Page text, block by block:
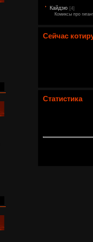
Кайдзю [4]
Комиксы про
Сейчас
Статистика